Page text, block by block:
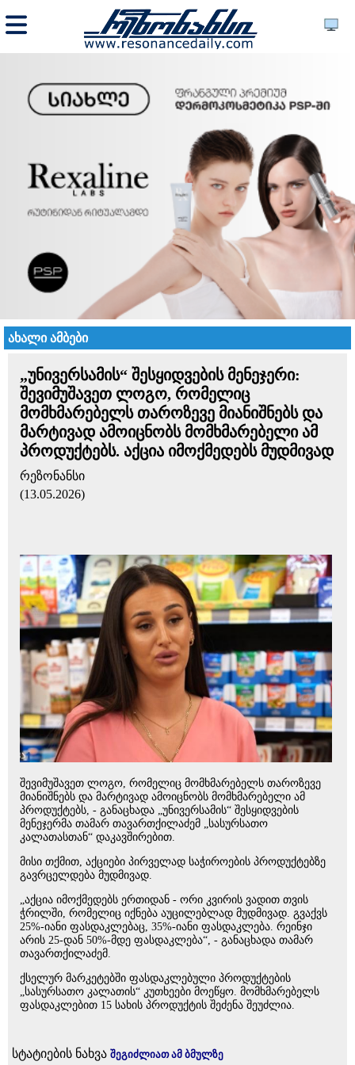
ახალი ამბები
„უნივერსამის“ შესყიდვების მენეჯერი:
შევიმუშავეთ ლოგო, რომელიც
მომხმარებელს თაროზევე მიანიშნებს და
მარტივად ამოიცნობს მომხმარებელი ამ
პროდუქტებს. აქცია იმოქმედებს მუდმივად
რეზონანსი
(13.05.2026)
შევიმუშავეთ ლოგო, რომელიც მომხმარებელს თაროზევე
მიანიშნებს და მარტივად ამოიცნობს მომხმარებელი ამ
პროდუქტებს, - განაცხადა „უნივერსამის“ შესყიდვების
მენეჯერმა თამარ თავართქილაძემ „სასურსათო
კალათასთან“ დაკავშირებით.
მისი თქმით, აქციები პირველად საჭიროების პროდუქტებზე
გავრცელდება მუდმივად.
„აქცია იმოქმედებს ერთიდან - ორი კვირის ვადით თვის
ჭრილში, რომელიც იქნება აუცილებლად მუდმივად. გვაქვს
25%-იანი ფასდაკლებაც, 35%-იანი ფასდაკლება. რეინჯი
არის 25-დან 50%-მდე ფასდაკლება“, - განაცხადა თამარ
თავართქილაძემ.
ქსელურ მარკეტებში ფასდაკლებული პროდუქტების
„სასურსათო კალათის“ კუთხეები მოეწყო. მომხმარებელს
ფასდაკლებით 15 სახის პროდუქტის შეძენა შეუძლია.
სტატიების ნახვა შეგიძლიათ ამ ბმულზე